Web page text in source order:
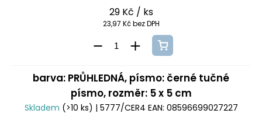
29 Kč / ks
23,97 Kč bez DPH
barva: PRŮHLEDNÁ, písmo: černé tučné
písmo, rozměr: 5 x 5 cm
Skladem (>10 ks) | 5777/CER4 EAN: 08596699027227